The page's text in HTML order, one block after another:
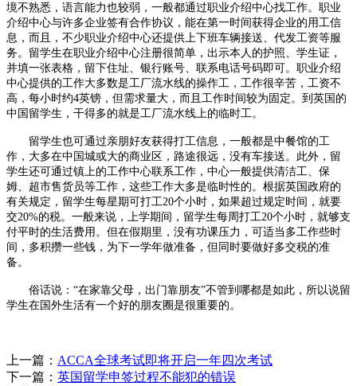
境不熟悉，语言能力也较弱，一般都通过职业介绍中心找工作。职业
介绍中心与许多企业签有合作协议，能在第一时间获得企业的用工信
息，而且，不少职业介绍中心还提供上下班车辆接送、代发工资等服
务。留学生在职业介绍中心注册很简单，出示本人的护照、学生证，
并填一张表格，留下住址、银行账号、联系电话号码即可。职业介绍
中心提供的工作大多数是工厂流水线的操作工，工作很辛苦，工资不
高，每小时约4英镑，但需求量大，而且工作时间较为固定。到英国的
中国留学生，干得多的就是工厂流水线上的临时工。
留学生也可通过亲朋好友获得打工信息，一般都是中餐馆的工
作，大多在中国城或大的商业区，路途很远，没有车接送。此外，留
学生还可通过镇上的工作中心联系工作，中心一般提供清洁工、保
姆、超市售货员等工作，这些工作大多是临时性的。根据英国政府的
有关规定，留学生每星期可打工20个小时，如果超过规定时间，就要
交20%的税。一般来说，上学期间，留学生每周打工20个小时，就够支
付平时的生活费用。但在假期里，没有功课压力，可适当多工作些时
间，多积攒一些钱，为下一学年做准备，但同时要做好多交税的准
备。
俗话说：“在家靠父母，出门靠朋友”不管到哪都是如此，所以说留
学生在国外生活有一个好的朋友圈是很重要的。
上一篇： ACCA全球考试即将开启一年四次考试
下一篇： 英国留学申签过程不能犯的错误